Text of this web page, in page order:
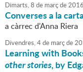
Dimarts,8 de marçde2016
Converses a la
a càrrec d'Anna Riera
Divendres,4de marçde
Learning with
other stories, by